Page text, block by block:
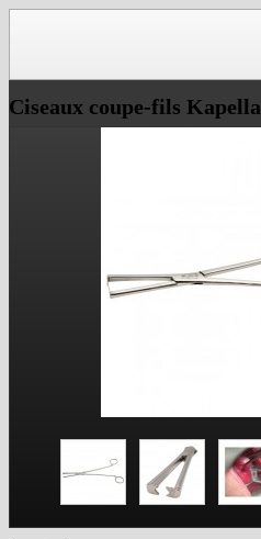
Ciseaux coupe-fils Kapella